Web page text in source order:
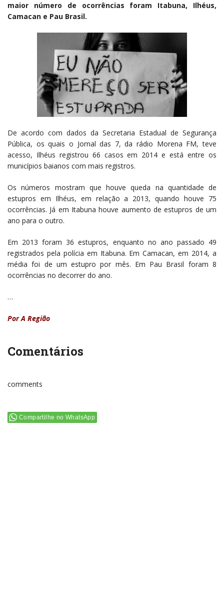
maior número de ocorrências foram Itabuna, Ilhéus,
Camacan e Pau Brasil.
De acordo com dados da Secretaria Estadual de Segurança
Pública, os quais o Jornal das 7, da rádio Morena FM, teve
acesso, Ilhéus registrou 66 casos em 2014 e está entre os
municípios baianos com mais registros.
Os números mostram que houve queda na quantidade de
estupros em Ilhéus, em relação a 2013, quando houve 75
ocorrências. Já em Itabuna houve aumento de estupros de um
ano para o outro.
Em 2013 foram 36 estupros, enquanto no ano passado 49
registrados pela polícia em Itabuna. Em Camacan, em 2014, a
média foi de um estupro por mês. Em Pau Brasil foram 8
ocorrências no decorrer do ano.
…
Por A Região
Comentários
comments
Compartilhe no WhatsApp